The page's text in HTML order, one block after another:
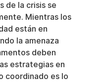
de la crisis se
Mientras los
están en
la amenaza
deben
estrategias en
coordinado es lo